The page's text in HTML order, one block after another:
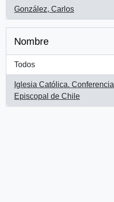
González, Carlos
, 1 resultados
Nombre
Todos
Iglesia Católica. Conferencia
Episcopal de Chile
, 1 resultados